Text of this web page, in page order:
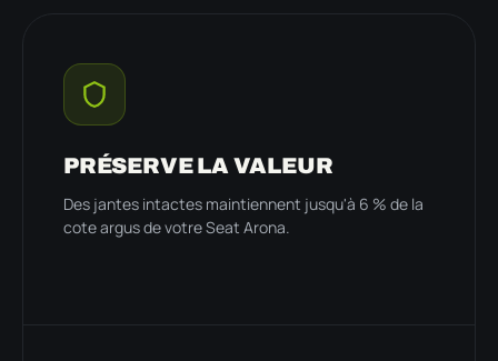
PRÉSERVE LA VALEUR
Des jantes intactes maintiennent jusqu'à 6 % de la
cote argus de votre Seat Arona.